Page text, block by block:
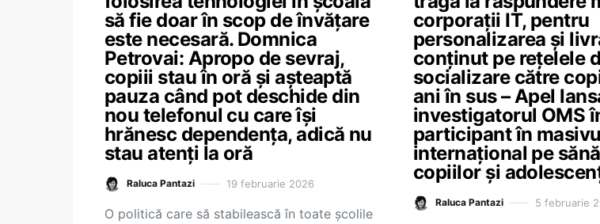
să fie doar în scop de învățare
este necesară. Domnica
Petrovai: Apropo de sevraj,
copiii stau în oră și așteaptă
pauza când pot deschide din
nou telefonul cu care își
hrănesc dependența, adică nu
stau atenți la oră
Raluca Pantazi 19 februarie 2026
O politică care să stabilească în toate școlile
corporații IT, pentru
personalizarea și
conținut pe rețelele
socializare către
ani în sus – Apel
investigatorul OMS
participant în
internațional pe
copiilor și
Raluca Pantazi 5 februarie